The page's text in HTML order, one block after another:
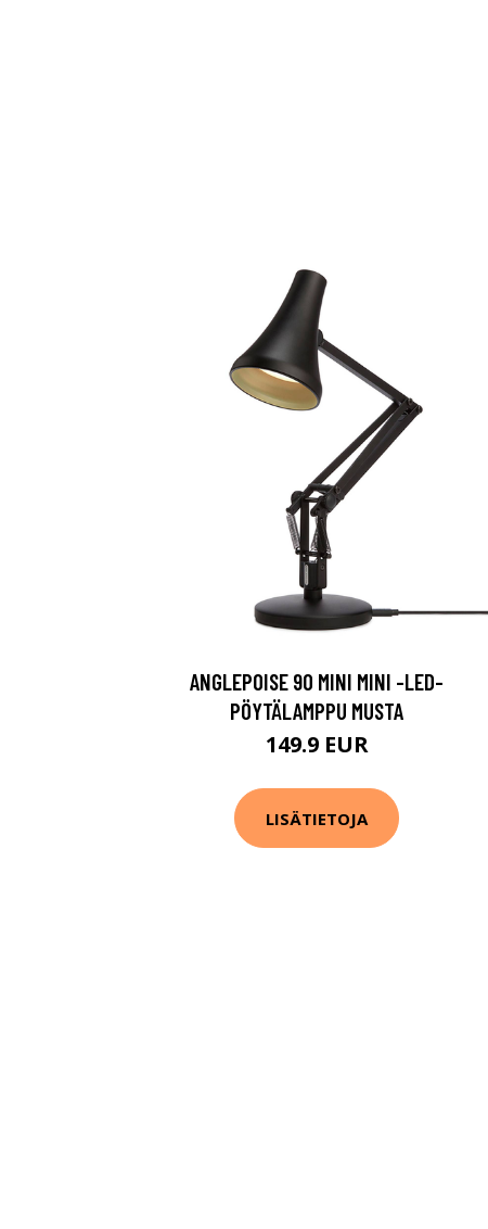
ANGLEPOISE 90 MINI MINI -LED-
PÖYTÄLAMPPU MUSTA
149.9 EUR
LISÄTIETOJA